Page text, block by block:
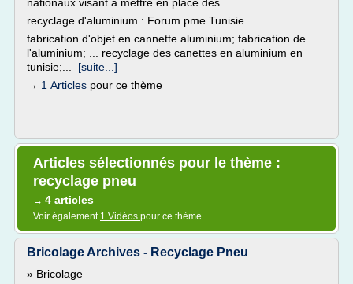
recyclage d'aluminium : Forum pme Tunisie
fabrication d'objet en cannette aluminium; fabrication de
l'aluminium; ... recyclage des canettes en aluminium en
tunisie;... [suite...]
→ 1 Articles pour ce thème
Articles sélectionnés pour le thème :
recyclage pneu
→ 4 articles
Voir également 1 Vidéos pour ce thème
Bricolage Archives - Recyclage Pneu
» Bricolage